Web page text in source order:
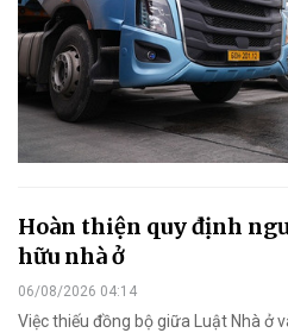
Hoàn thiện quy định
hữu nhà ở
06/08/2026 04:14
Việc thiếu đồng bộ giữa Luật Nhà ở